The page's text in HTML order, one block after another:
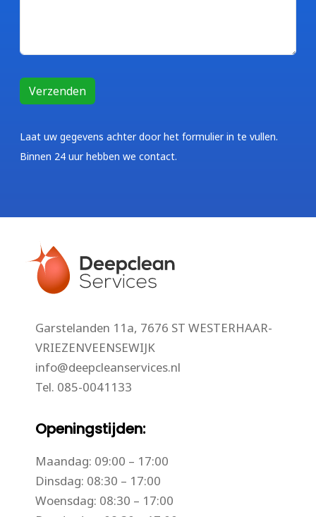
Laat uw gegevens achter door het formulier in te vullen.
Binnen 24 uur hebben we contact.
Garstelanden 11a, 7676 ST WESTERHAAR-
VRIEZENVEENSEWIJK
info@deepcleanservices.nl
Tel. 085-0041133
Openingstijden:
Maandag: 09:00 – 17:00
Dinsdag: 08:30 – 17:00
Woensdag: 08:30 – 17:00